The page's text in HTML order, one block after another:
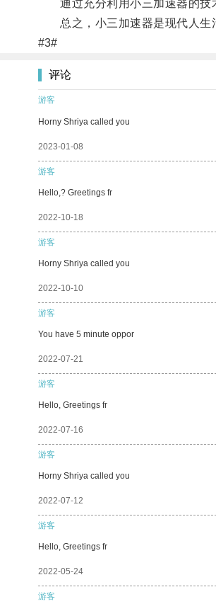
通过充分利用小三加速器的技
总之，小三加速器是现代人生活
#3#
评论
游客
Horny Shriya called you
2023-01-08
游客
Hello,? Greetings fr
2022-10-18
游客
Horny Shriya called you
2022-10-10
游客
You have 5 minute oppor
2022-07-21
游客
Hello, Greetings fr
2022-07-16
游客
Horny Shriya called you
2022-07-12
游客
Hello, Greetings fr
2022-05-24
游客